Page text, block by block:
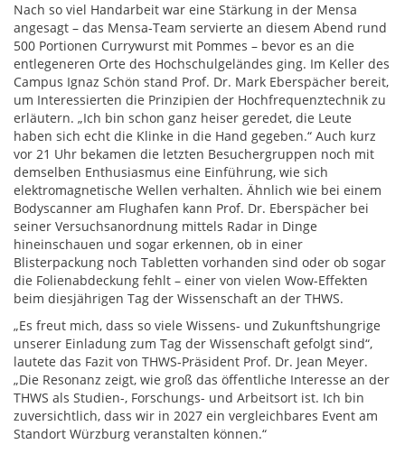
Nach so viel Handarbeit war eine Stärkung in der Mensa
angesagt – das Mensa-Team servierte an diesem Abend rund
500 Portionen Currywurst mit Pommes – bevor es an die
entlegeneren Orte des Hochschulgeländes ging. Im Keller des
Campus Ignaz Schön stand Prof. Dr. Mark Eberspächer bereit,
um Interessierten die Prinzipien der Hochfrequenztechnik zu
erläutern. „Ich bin schon ganz heiser geredet, die Leute
haben sich echt die Klinke in die Hand gegeben.“ Auch kurz
vor 21 Uhr bekamen die letzten Besuchergruppen noch mit
demselben Enthusiasmus eine Einführung, wie sich
elektromagnetische Wellen verhalten. Ähnlich wie bei einem
Bodyscanner am Flughafen kann Prof. Dr. Eberspächer bei
seiner Versuchsanordnung mittels Radar in Dinge
hineinschauen und sogar erkennen, ob in einer
Blisterpackung noch Tabletten vorhanden sind oder ob sogar
die Folienabdeckung fehlt – einer von vielen Wow-Effekten
beim diesjährigen Tag der Wissenschaft an der THWS.
„Es freut mich, dass so viele Wissens- und Zukunftshungrige
unserer Einladung zum Tag der Wissenschaft gefolgt sind“,
lautete das Fazit von THWS-Präsident Prof. Dr. Jean Meyer.
„Die Resonanz zeigt, wie groß das öffentliche Interesse an der
THWS als Studien-, Forschungs- und Arbeitsort ist. Ich bin
zuversichtlich, dass wir in 2027 ein vergleichbares Event am
Standort Würzburg veranstalten können.“